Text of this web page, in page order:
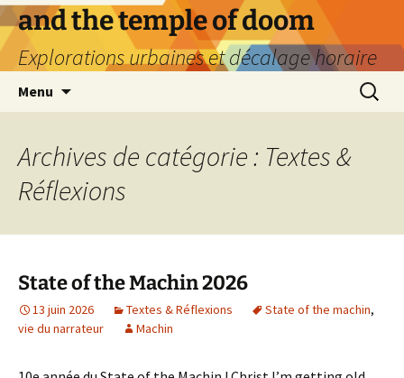
Aller
au
contenu
and the temple of doom
Explorations urbaines et décalage horaire
Menu
Archives de catégorie : Textes &
Réflexions
State of the Machin 2026
13 juin 2026 Textes & Réflexions State of the machin,
vie du narrateur
Machin